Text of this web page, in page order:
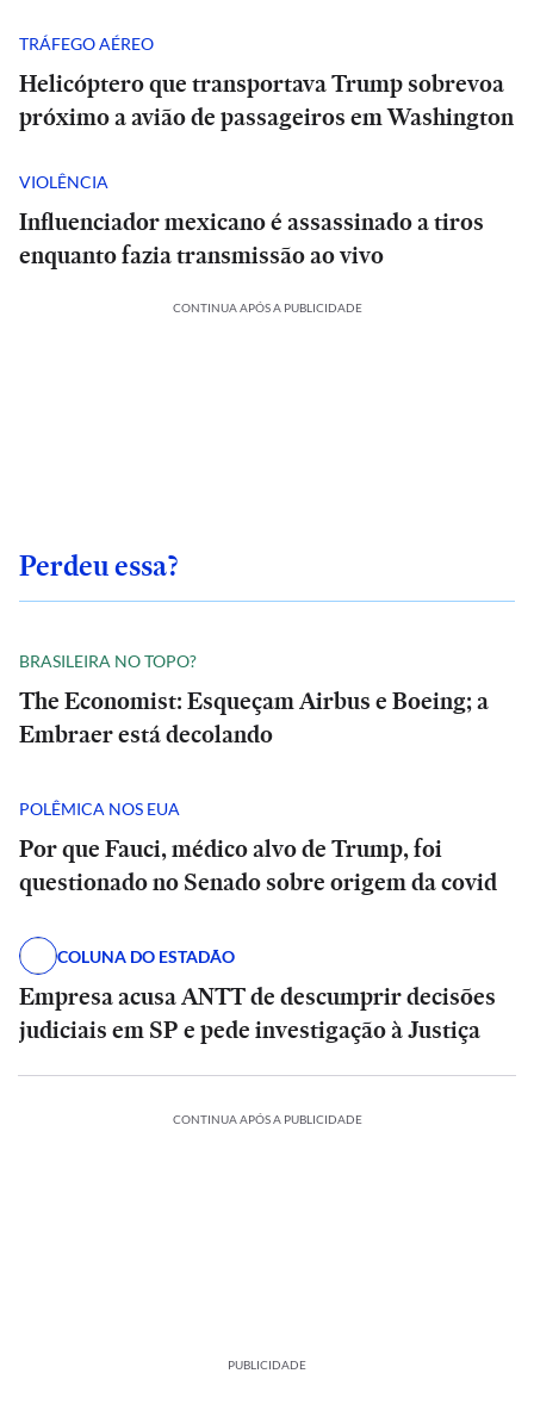
TRÁFEGO AÉREO
Helicóptero que transportava Trump sobrevoa
próximo a avião de passageiros em Washington
VIOLÊNCIA
Influenciador mexicano é assassinado a tiros
enquanto fazia transmissão ao vivo
CONTINUA APÓS A PUBLICIDADE
Perdeu essa?
BRASILEIRA NO TOPO?
The Economist: Esqueçam Airbus e Boeing; a
Embraer está decolando
POLÊMICA NOS EUA
Por que Fauci, médico alvo de Trump, foi
questionado no Senado sobre origem da covid
COLUNA DO ESTADÃO
Empresa acusa ANTT de descumprir decisões
judiciais em SP e pede investigação à Justiça
CONTINUA APÓS A PUBLICIDADE
PUBLICIDADE